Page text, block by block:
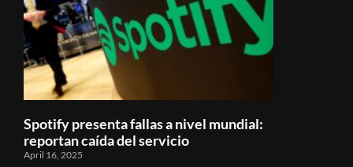
Spotify presenta fallas a nivel mundial:
reportan caída del servicio
April 16, 2025